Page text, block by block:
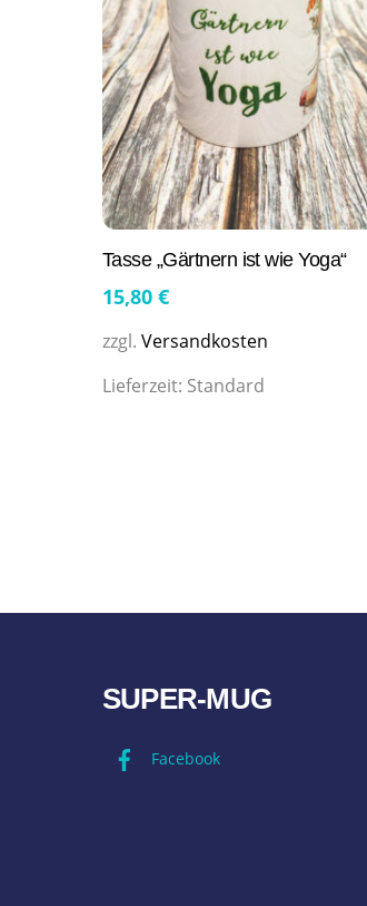
Tasse „Gärtnern ist wie Yoga“
15,80 €
zzgl. Versandkosten
Lieferzeit: Standard
SUPER-MUG
Facebook